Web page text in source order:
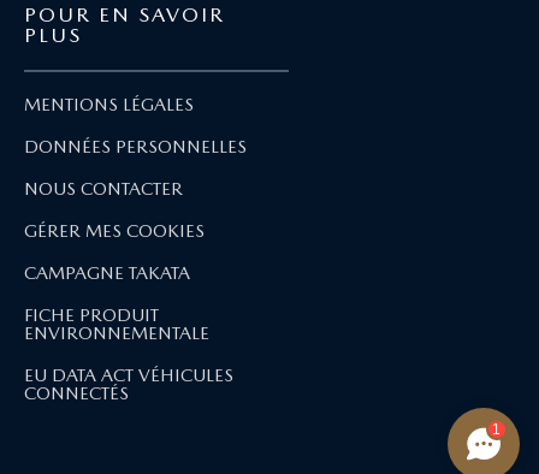
POUR EN SAVOIR
PLUS
MENTIONS LÉGALES
DONNÉES PERSONNELLES
NOUS CONTACTER
GÉRER MES COOKIES
CAMPAGNE TAKATA
FICHE PRODUIT
ENVIRONNEMENTALE
EU DATA ACT VÉHICULES
CONNECTÉS
1